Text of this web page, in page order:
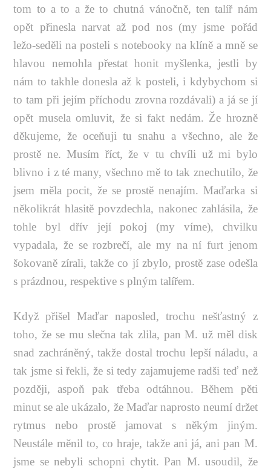
tom to a to a že to chutná vánočně, ten talíř nám
opět přinesla narvat až pod nos (my jsme pořád
ležo-seděli na posteli s notebooky na klíně a mně se
hlavou nemohla přestat honit myšlenka, jestli by
nám to takhle donesla až k posteli, i kdybychom si
to tam při jejím příchodu zrovna rozdávali) a já se jí
opět musela omluvit, že si fakt nedám. Že hrozně
děkujeme, že oceňuji tu snahu a všechno, ale že
prostě ne. Musím říct, že v tu chvíli už mi bylo
blivno i z té many, všechno mě to tak znechutilo, že
jsem měla pocit, že se prostě nenajím. Maďarka si
několikrát hlasitě povzdechla, nakonec zahlásila, že
tohle byl dřív její pokoj (my víme), chvilku
vypadala, že se rozbrečí, ale my na ní furt jenom
šokovaně zírali, takže co jí zbylo, prostě zase odešla
s prázdnou, respektive s plným talířem.
Když přišel Maďar naposled, trochu nešťastný z
toho, že se mu slečna tak zlila, pan M. už měl disk
snad zachráněný, takže dostal trochu lepší náladu, a
tak jsme si řekli, že si tedy zajamujeme radši teď než
později, aspoň pak třeba odtáhnou. Během pěti
minut se ale ukázalo, že Maďar naprosto neumí držet
rytmus nebo prostě jamovat s někým jiným.
Neustále měnil to, co hraje, takže ani já, ani pan M.
jsme se nebyli schopni chytit. Pan M. usoudil, že